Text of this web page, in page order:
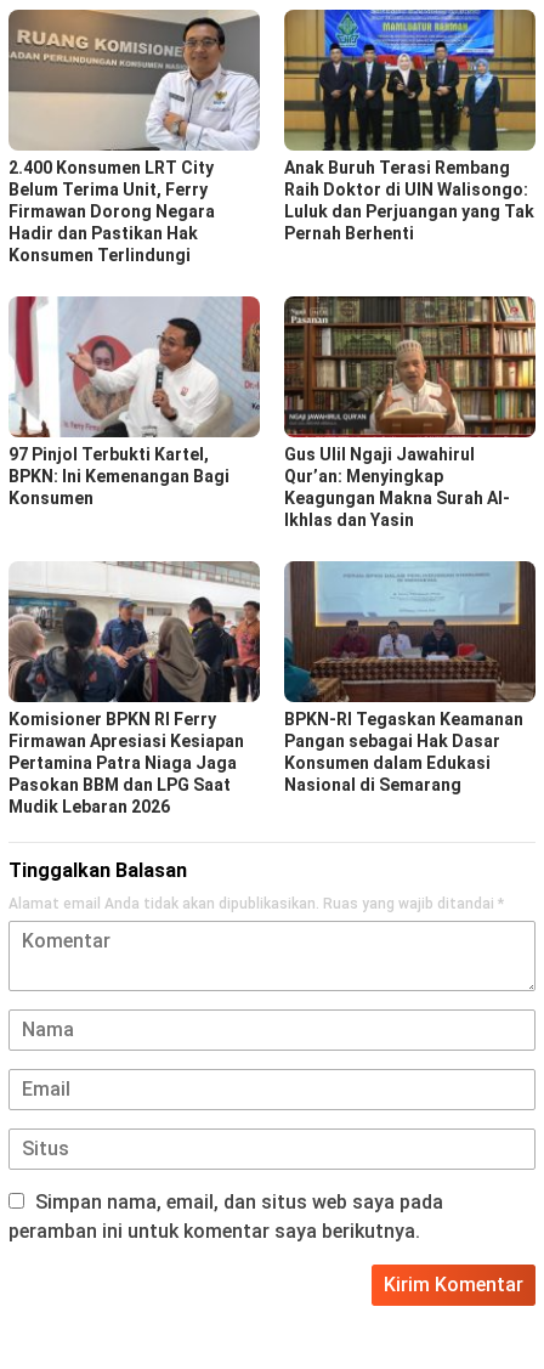
2.400 Konsumen LRT City
Belum Terima Unit, Ferry
Firmawan Dorong Negara
Hadir dan Pastikan Hak
Konsumen Terlindungi
Anak Buruh Terasi Rembang
Raih Doktor di UIN Walisongo:
Luluk dan Perjuangan yang Tak
Pernah Berhenti
97 Pinjol Terbukti Kartel,
BPKN: Ini Kemenangan Bagi
Konsumen
Gus Ulil Ngaji Jawahirul
Qur’an: Menyingkap
Keagungan Makna Surah Al-
Ikhlas dan Yasin
Komisioner BPKN RI Ferry
Firmawan Apresiasi Kesiapan
Pertamina Patra Niaga Jaga
Pasokan BBM dan LPG Saat
Mudik Lebaran 2026
BPKN-RI Tegaskan Keamanan
Pangan sebagai Hak Dasar
Konsumen dalam Edukasi
Nasional di Semarang
Tinggalkan Balasan
Alamat email Anda tidak akan dipublikasikan. Ruas yang wajib ditandai *
Simpan nama, email, dan situs web saya pada
peramban ini untuk komentar saya berikutnya.